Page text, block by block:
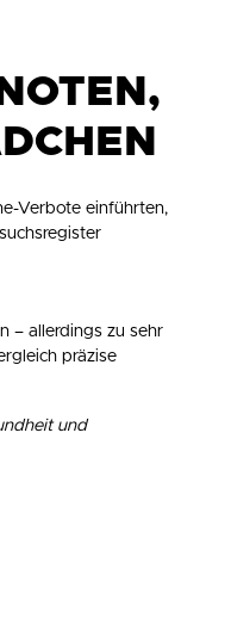
Verbote einführten,
– allerdings zu sehr
präzise
und